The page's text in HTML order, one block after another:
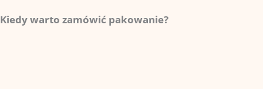
Kiedy warto zamówić pakowanie?